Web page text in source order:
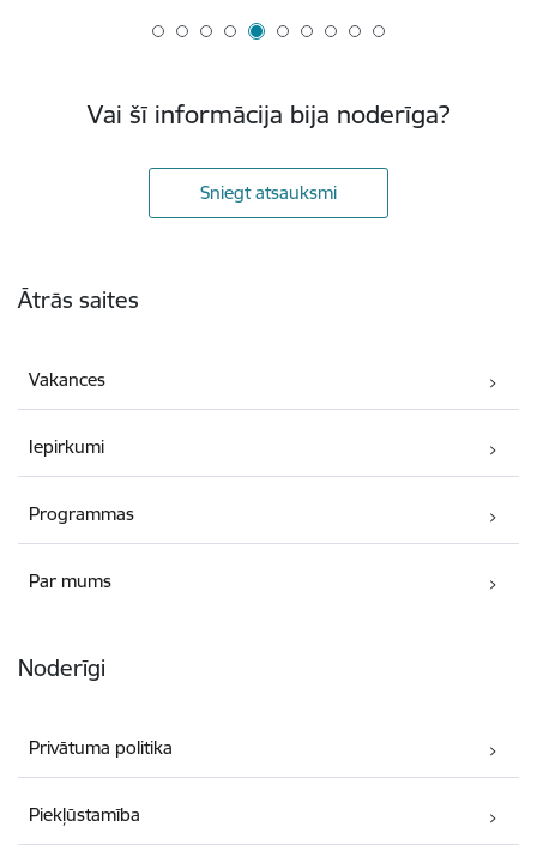
Vai šī informācija bija noderīga?
Sniegt atsauksmi
Ātrās saites
Vakances
Iepirkumi
Programmas
Par mums
Noderīgi
Privātuma politika
Piekļūstamība